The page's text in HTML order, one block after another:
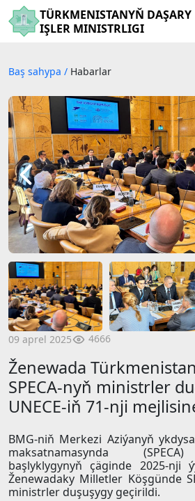
TÜRKMENISTANYŇ DAŞARY
IŞLER MINISTRLIGI
Baş sahypa / Habarlar
09 aprel 2025 4666
Ženewada
SPECA-nyň ministrler
UNECE-iň 71-nji
BMG-niň Merkezi Aziýanyň
maksatnamasynda
başlyklygynyň çäginde 2025-nji
Ženewadaky Milletler Köşgünde
ministrler duşuşygy geçirildi.